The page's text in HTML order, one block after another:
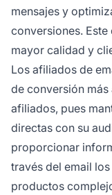
mensajes y
conversiones.
mayor calidad y
Los afiliados de
de conversión
afiliados, pues
directas con su
proporcionar
través del email
productos